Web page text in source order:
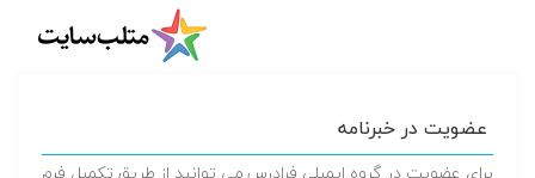
عضویت در خبرنامه